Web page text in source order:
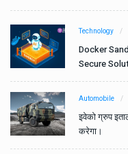
Technology
Docker
Secure
Automobile
इवेको ग्रुप
करेगा।